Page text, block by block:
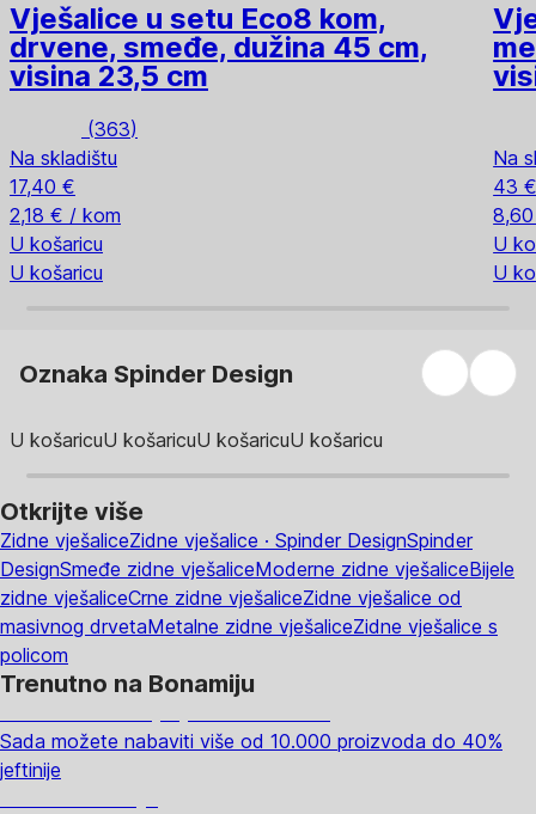
Vješalice u setu Eco8 kom,
drvene, smeđe, dužina 45 cm,
visina 23,5 cm
(363)
Na skladištu
17,40 €
2,18 € / kom
U košaricu
U košaricu
Na
43
U
U
Oznaka Spinder Design
U košaricuU košaricuU košaricuU košaricu
Otkrijte više
Zidne vješaliceZidne vješalice · Spinder DesignSpinder
DesignSmeđe zidne vješaliceModerne zidne vješaliceBijele
zidne vješaliceCrne zidne vješaliceZidne vješalice od
masivnog drvetaMetalne zidne vješaliceZidne vješalice s
policom
Trenutno na Bonamiju
Sada možete nabaviti više od 10.000 proizvoda do 40%
jeftinije